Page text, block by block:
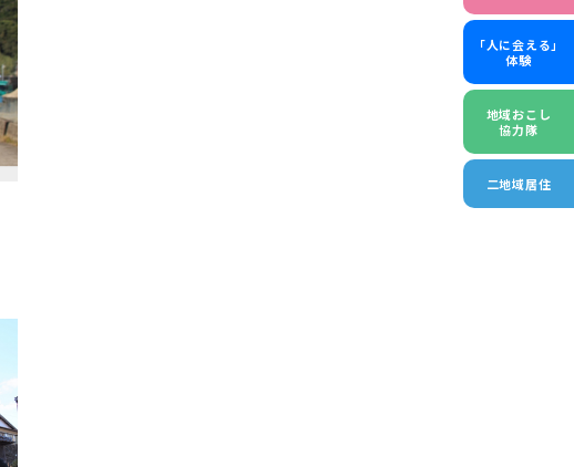
「人に会える」
体験
地域おこし
協力隊
二地域居住